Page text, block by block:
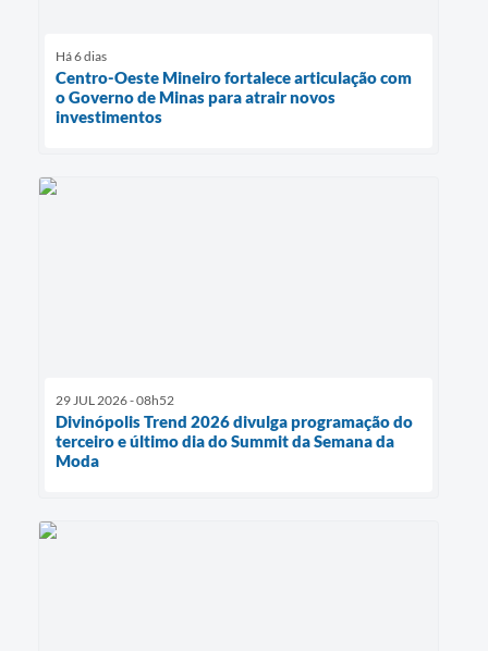
Há 6 dias
Centro-Oeste Mineiro fortalece articulação com
o Governo de Minas para atrair novos
investimentos
29 JUL 2026 - 08h52
Divinópolis Trend 2026 divulga programação do
terceiro e último dia do Summit da Semana da
Moda